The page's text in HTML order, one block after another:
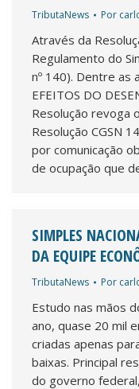
TributaNews Por
Através da
Regulamento do
nº 140). Dentre as
EFEITOS DO
Resolução revoga
Resolução CGSN
por comunicação
de ocupação que
SIMPLES
DA EQUIPE
TributaNews Por
Estudo nas mãos
ano, quase 20 mil
criadas apenas
baixas. Principal
do governo